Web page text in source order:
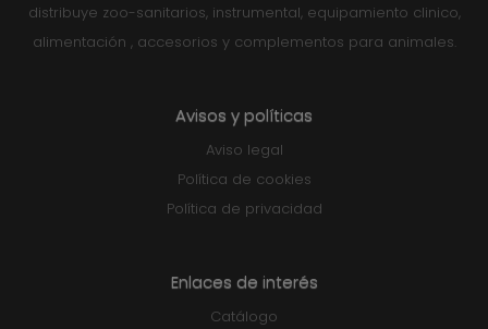
distribuye zoo-sanitarios, instrumental, equipamiento clinico,
alimentación , accesorios y complementos para animales.
Avisos y políticas
Aviso legal
Política de cookies
Política de privacidad
Enlaces de interés
Catálogo